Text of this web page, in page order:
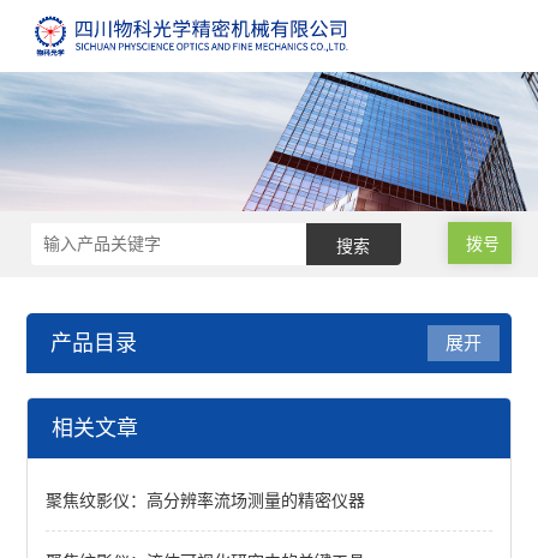
拨号
产品目录
纹影仪
展开
相关文章
聚焦纹影仪：高分辨率流场测量的精密仪器